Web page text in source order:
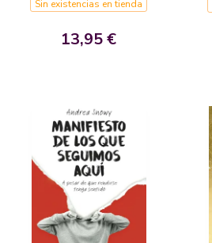
Sin existencias en tienda
13,95 €